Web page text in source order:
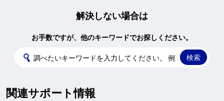
解決しない場合は
お手数ですが、他のキーワードでお探しください。
関連サポート情報